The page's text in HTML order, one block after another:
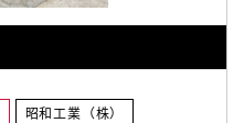
昭和工業（株）